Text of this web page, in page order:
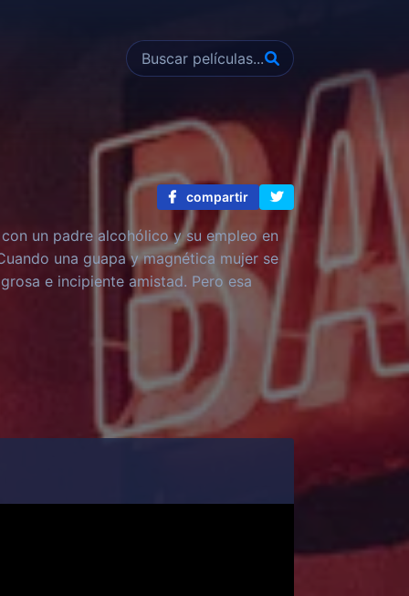
compartir
un padre alcohólico y su empleo en
una guapa y magnética mujer se
e incipiente amistad. Pero esa